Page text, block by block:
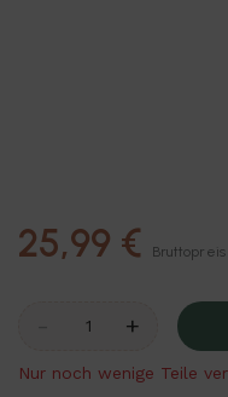
25,99 € Bruttopreis
+
Nur noch wenige Teile